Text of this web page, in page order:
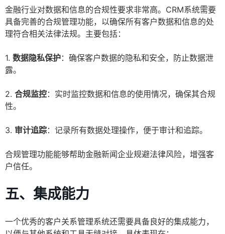
金融行业对数据和信息的合规性要求非常高。CRM系统需要
具备完善的合规管理功能，以确保所有客户数据和信息的处
理符合相关法律法规。主要包括：
1. 数据隐私保护：确保客户数据的隐私和安全，防止数据泄
露。
2. 合规监控：实时监控数据和信息的使用情况，确保其合规
性。
3. 审计追踪：记录所有数据处理操作，便于审计和追踪。
合规管理功能能够帮助金融新闻企业规避法律风险，增强客
户信任。
五、集成能力
一个优秀的客户关系管理系统还需要具备良好的集成能力，